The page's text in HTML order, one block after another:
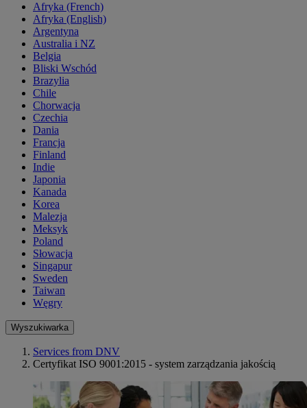
Afryka (French)
Afryka (English)
Argentyna
Australia i NZ
Belgia
Bliski Wschód
Brazylia
Chile
Chorwacja
Czechia
Dania
Francja
Finland
Indie
Japonia
Kanada
Korea
Malezja
Meksyk
Poland
Słowacja
Singapur
Sweden
Taiwan
Węgry
Wyszukiwarka
Services from DNV
Certyfikat ISO 9001:2015 - system zarządzania jakością